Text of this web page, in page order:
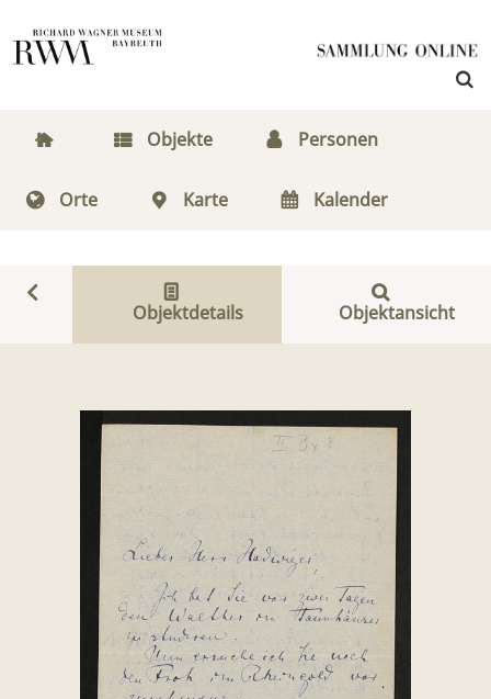
Objekte Personen
Orte Karte Kalender
Objektdetails Objektansicht